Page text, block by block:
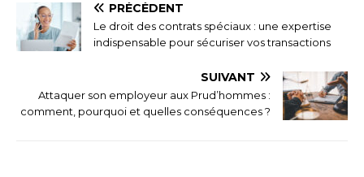
PRÉCÉDENT
Le droit des contrats spéciaux : une expertise
indispensable pour sécuriser vos transactions
SUIVANT
Attaquer son employeur aux Prud’hommes :
comment, pourquoi et quelles conséquences ?